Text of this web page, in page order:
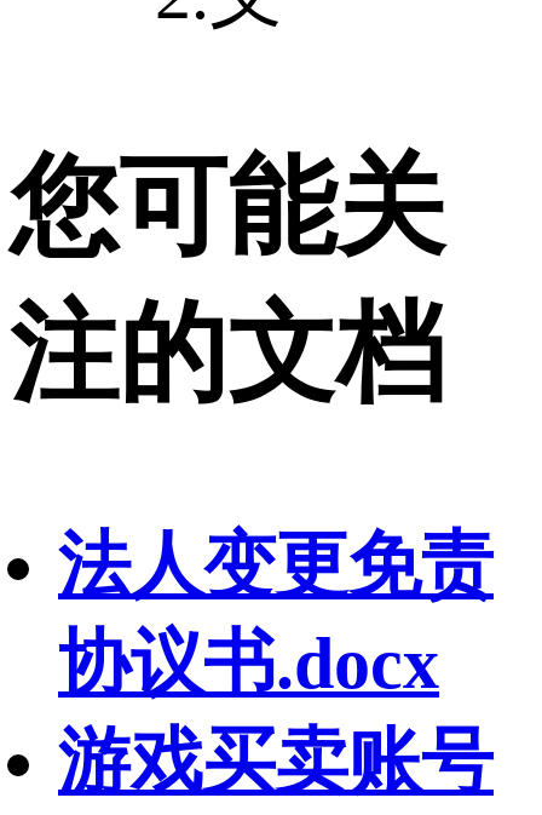
您可能关
注的文档
法人变更免责
协议书.docx
游戏买卖账号